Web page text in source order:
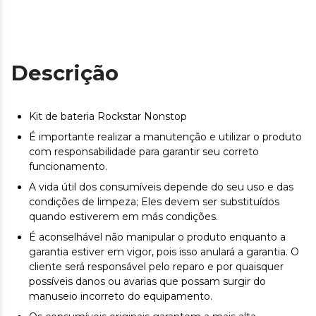
Descrição
Kit de bateria Rockstar Nonstop
É importante realizar a manutenção e utilizar o produto
com responsabilidade para garantir seu correto
funcionamento.
A vida útil dos consumíveis depende do seu uso e das
condições de limpeza; Eles devem ser substituídos
quando estiverem em más condições.
É aconselhável não manipular o produto enquanto a
garantia estiver em vigor, pois isso anulará a garantia. O
cliente será responsável pelo reparo e por quaisquer
possíveis danos ou avarias que possam surgir do
manuseio incorreto do equipamento.